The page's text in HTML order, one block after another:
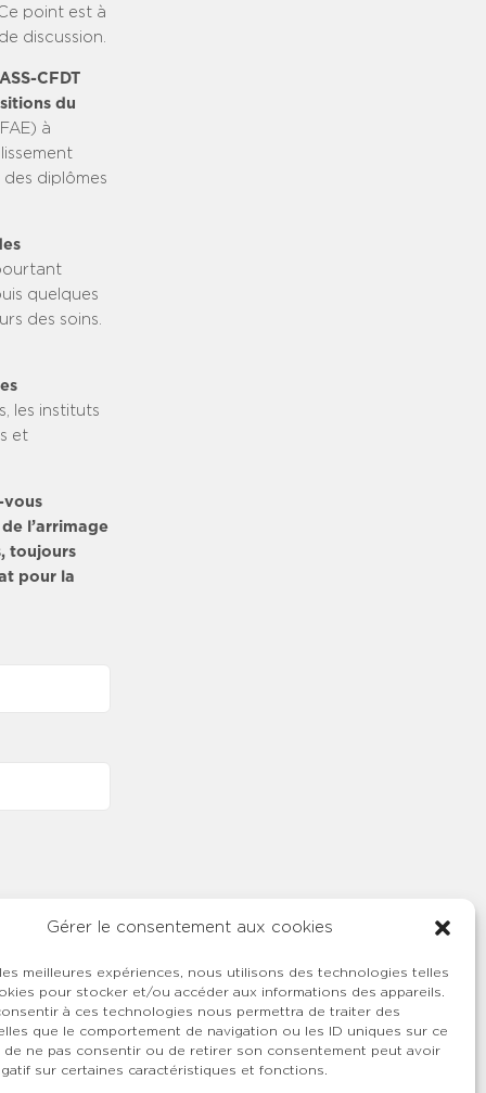
Gérer le consentement aux cookies
meilleures expériences, nous utilisons des technologies telles
pour stocker et/ou accéder aux informations des appareils.
à ces technologies nous permettra de traiter des
que le comportement de navigation ou les ID uniques sur ce
de ne pas consentir ou de retirer son consentement peut avoir
sur certaines caractéristiques et fonctions.
point est à
discussion.
CFDT
du
à
diplômes
quelques
des soins.
les instituts
et
vous
l’arrimage
toujours
pour la